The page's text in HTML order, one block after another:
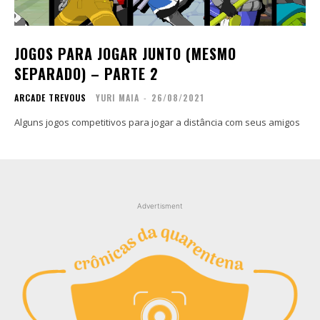
Zine
Autores
Sobre
Contato
Zine
Autores
Sobre
Contato
JOGOS PARA JOGAR JUNTO (MESMO
SEPARADO) – PARTE 2
ARCADE TREVOUS YURI MAIA - 26/08/2021
Alguns jogos competitivos para jogar a distância com seus amigos
Advertisment